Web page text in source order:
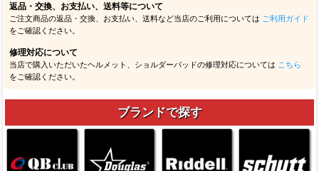
返品・交換、お支払い、送料等について
ご注文商品の返品・交換、お支払い、送料など当店のご利用については ご利用ガイド
をご確認ください。
修理対応について
当店で購入いただいたヘルメット、ショルダーパッドの修理対応については こちら
をご確認ください。
ブランドで探す